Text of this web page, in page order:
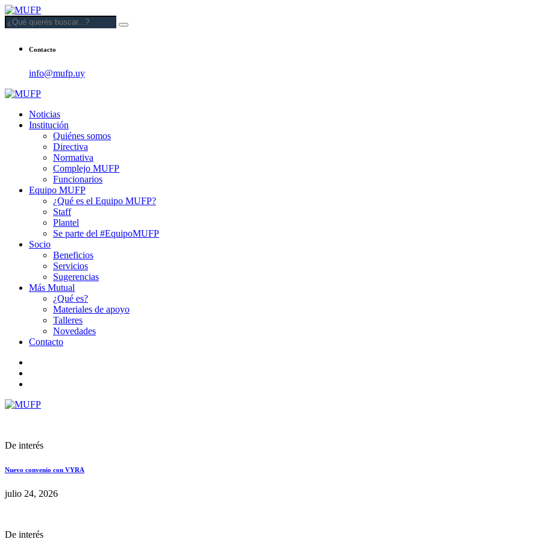
Contacto
info@mufp.uy
Noticias
Institución
Quiénes somos
Directiva
Normativa
Complejo MUFP
Funcionarios
Equipo MUFP
¿Qué es el Equipo MUFP?
Staff
Plantel
Se parte del #EquipoMUFP
Socio
Beneficios
Servicios
Sugerencias
Más Mutual
¿Qué es?
Materiales de apoyo
Talleres
Novedades
Contacto
De interés
Nuevo convenio con VYRA
julio 24, 2026
De interés